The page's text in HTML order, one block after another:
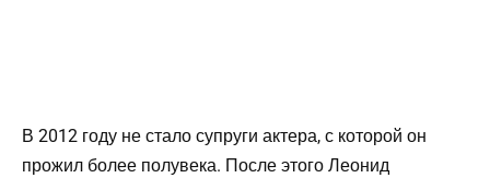
В 2012 году не стало супруги актера, с которой он
прожил более полувека. После этого Леонид